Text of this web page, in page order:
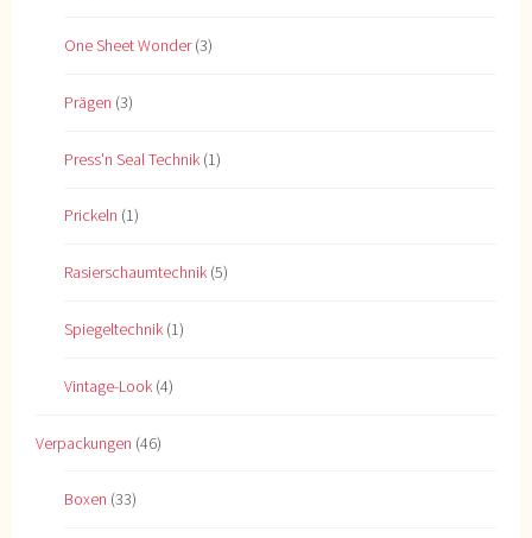
One Sheet Wonder(3)
Prägen (3)
Press'n Seal Technik (1)
Prickeln (1)
Rasierschaumtechnik (5)
Spiegeltechnik (1)
Vintage-Look (4)
Verpackungen (46)
Boxen (33)